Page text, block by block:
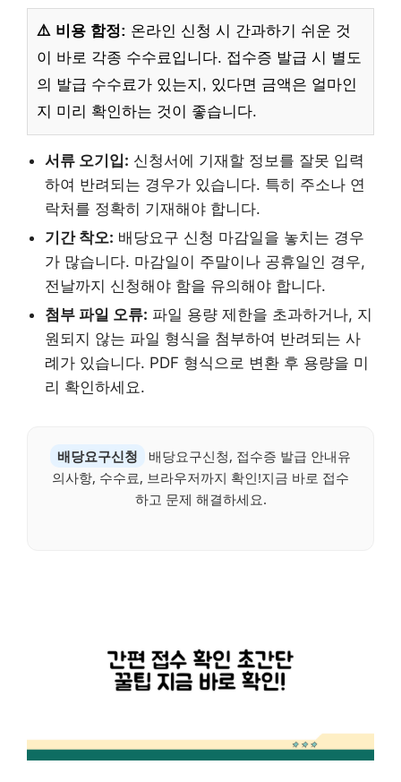
⚠️ 비용 함정: 온라인 신청 시 간과하기 쉬운 것
이 바로 각종 수수료입니다. 접수증 발급 시 별도
의 발급 수수료가 있는지, 있다면 금액은 얼마인
지 미리 확인하는 것이 좋습니다.
서류 오기입: 신청서에 기재할 정보를 잘못 입력
하여 반려되는 경우가 있습니다. 특히 주소나 연
락처를 정확히 기재해야 합니다.
기간 착오: 배당요구 신청 마감일을 놓치는 경우
가 많습니다. 마감일이 주말이나 공휴일인 경우,
전날까지 신청해야 함을 유의해야 합니다.
첨부 파일 오류: 파일 용량 제한을 초과하거나, 지
원되지 않는 파일 형식을 첨부하여 반려되는 사
례가 있습니다. PDF 형식으로 변환 후 용량을 미
리 확인하세요.
배당요구신청
배당요구신청, 접수증 발급 안내유
의사항, 수수료, 브라우저까지 확인!지금 바로 접수
하고 문제 해결하세요.